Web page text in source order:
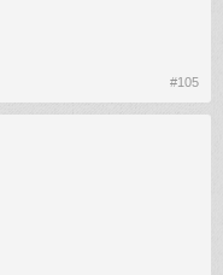
#105